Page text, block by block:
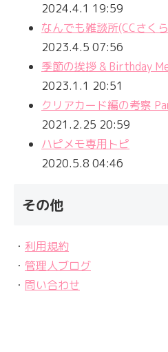
2024.4.1 19:59
なんでも雑談所(CCさく
2023.4.5 07:56
季節の挨拶 & Birthday
2023.1.1 20:51
クリアカード編の考察
2021.2.25 20:59
ハピメモ専用トピ
2020.5.8 04:46
その他
・ 利用規約
・ 管理人ブログ
・ 問い合わせ